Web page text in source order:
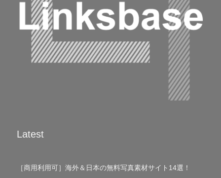
Latest
［商用利用可］海外＆日本の無料写真素材サイト14選！